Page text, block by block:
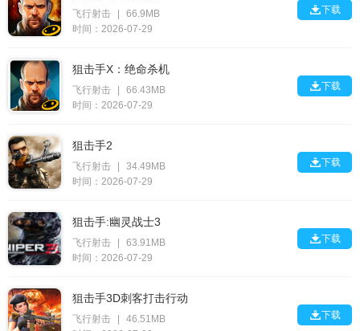
飞行射击
66.9MB
时间：2026-07-29
下载
狙击手X：绝命杀机
飞行射击
66.43MB
时间：2026-07-29
下载
狙击手2
飞行射击
34.49MB
时间：2026-07-29
下载
狙击手:幽灵战士3
飞行射击
63.91MB
时间：2026-07-29
下载
狙击手3D刺客打击行动
飞行射击
46.51MB
下载